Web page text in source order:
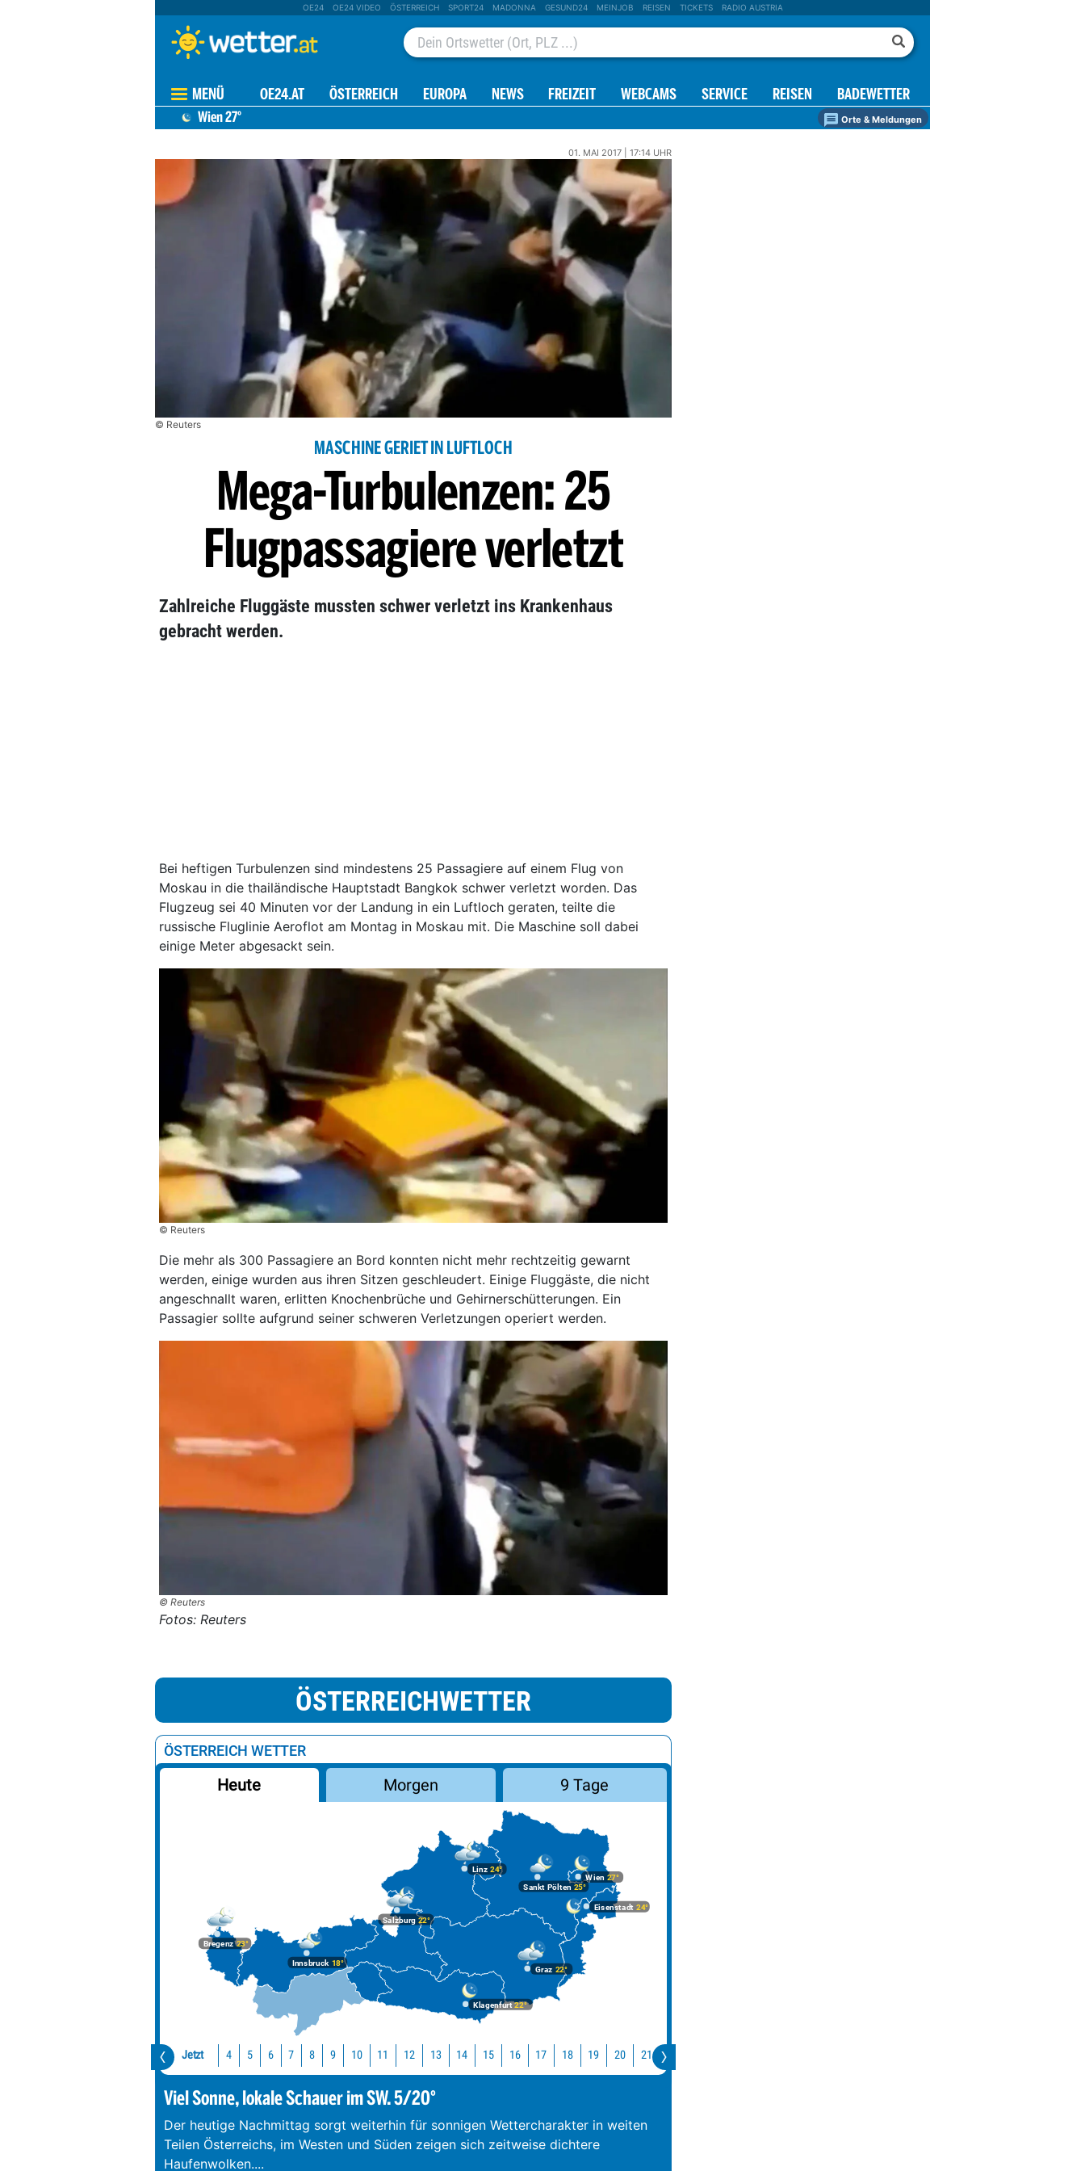
OE24 OE24 VIDEO ÖSTERREICH SPORT24 MADONNA GESUND24 MEINJOB REISEN TICKETS RADIO AUSTRIA
MENÜ OE24.AT ÖSTERREICH EUROPA NEWS FREIZEIT WEBCAMS SERVICE REISEN BADEWETTER
Wien27° Orte & Meldungen
01. MAI 2017 | 17:14 UHR
© Reuters
MASCHINE GERIET IN LUFTLOCH
Mega-Turbulenzen: 25
Flugpassagiere verletzt
Zahlreiche Fluggäste mussten schwer verletzt ins Krankenhaus
gebracht werden.
Bei heftigen Turbulenzen sind mindestens 25 Passagiere auf einem Flug von
Moskau in die thailändische Hauptstadt Bangkok schwer verletzt worden. Das
Flugzeug sei 40 Minuten vor der Landung in ein Luftloch geraten, teilte die
russische Fluglinie Aeroflot am Montag in Moskau mit. Die Maschine soll dabei
einige Meter abgesackt sein.
© Reuters
Die mehr als 300 Passagiere an Bord konnten nicht mehr rechtzeitig gewarnt
werden, einige wurden aus ihren Sitzen geschleudert. Einige Fluggäste, die nicht
angeschnallt waren, erlitten Knochenbrüche und Gehirnerschütterungen. Ein
Passagier sollte aufgrund seiner schweren Verletzungen operiert werden.
© Reuters
Fotos: Reuters
ÖSTERREICHWETTER
ÖSTERREICH WETTER
Heute Morgen 9 Tage
Bregenz23°
Graz 22°
Innsbruck18°
Klagenfurt22°
Linz 24°
Salzburg22°
Wien 27°
Eisenstadt 24°
Sankt Pölten 25°
Jetzt 4 5 6 7 8 9 10 11 12 13 14 15 16 17 18 19 20 21
Viel Sonne, lokale Schauer im SW. 5/20°
Der heutige Nachmittag sorgt weiterhin für sonnigen Wettercharakter in weiten
Teilen Österreichs, im Westen und Süden zeigen sich zeitweise dichtere
Haufenwolken....